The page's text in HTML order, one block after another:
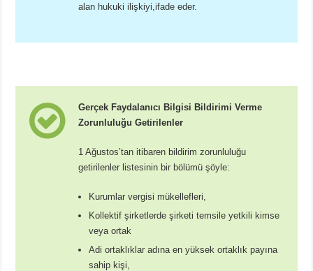
alan hukuki ilişkiyi,ifade eder.
Gerçek Faydalanıcı Bilgisi Bildirimi Verme
Zorunluluğu Getirilenler
1 Ağustos’tan itibaren bildirim zorunluluğu
getirilenler listesinin bir bölümü şöyle:
Kurumlar vergisi mükellefleri,
Kollektif şirketlerde şirketi temsile yetkili kimse
veya ortak
Adi ortaklıklar adına en yüksek ortaklık payına
sahip kişi,